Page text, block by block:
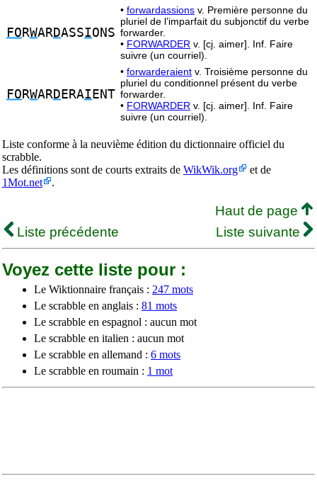
FO RWARDASSIONS
• forwardassions v. Première personne du
pluriel de l’imparfait du subjonctif du verbe
forwarder.
• FORWARDER v. [cj. aimer]. Inf. Faire
suivre (un courriel).
FO RWARD ERAI ENT
• forwarderaient v. Troisième personne du
pluriel du conditionnel présent du verbe
forwarder.
• FORWARDER v. [cj. aimer]. Inf. Faire
suivre (un courriel).
Liste conforme à la neuvième édition du dictionnaire officiel du
scrabble.
Les définitions sont de courts extraits de WikWik.org
et de
1Mot.net
.
Haut de page
Liste précédente
Liste suivante
Voyez cette liste pour :
Le Wiktionnaire français : 247 mots
Le scrabble en anglais : 81 mots
Le scrabble en espagnol : aucun mot
Le scrabble en italien : aucun mot
Le scrabble en allemand : 6 mots
Le scrabble en roumain : 1 mot